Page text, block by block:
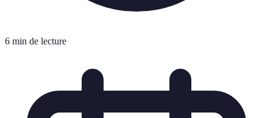
6 min de lecture